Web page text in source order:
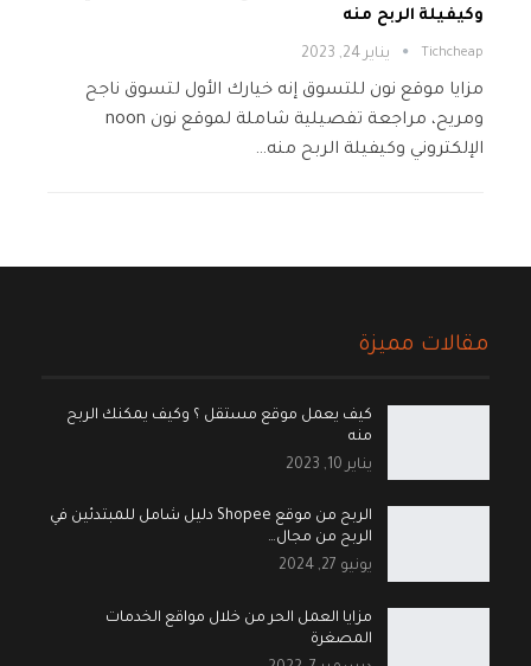
وكيفيلة الربح منه
Tichcheap يناير 24, 2023
مزايا موقع نون للتسوق إنه خيارك الأول لتسوق ناجح
ومريح، مراجعة تفصيلية شاملة لموقع نون noon
الإلكتروني وكيفيلة الربح منه…
مقالات مميزة
كيف يعمل موقع مستقل ؟ وكيف يمكنك الربح
منه
يناير 10, 2023
الربح من موقع Shopee دليل شامل للمبتدئين في
الربح من مجال…
يونيو 27, 2024
مزايا العمل الحر من خلال مواقع الخدمات
المصغرة